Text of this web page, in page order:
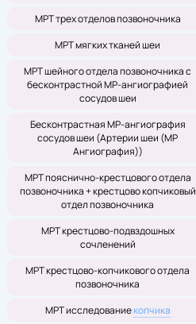
МРТ трех отделов позвоночника
МРТ мягких тканей шеи
МРТ шейного отдела позвоночника с
бесконтрастной МР-ангиографией
сосудов шеи
Бесконтрастная МР-ангиография
сосудов шеи (Артерии шеи (МР
Ангиография))
МРТ пояснично-крестцового отдела
позвоночника + крестцово копчиковый
отдел позвоночника
МРТ крестцово-подвздошных
сочленений
МРТ крестцово-копчикового отдела
позвоночника
МРТ исследованиекопчика